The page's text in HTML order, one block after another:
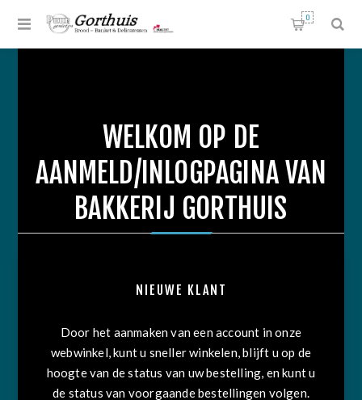
0
WELKOM OP DE
AANMELD/INLOGPAGINA VAN
BAKKERIJ GORTHUIS
NIEUWE KLANT
Door het aanmaken van een account in onze
webwinkel, kunt u sneller winkelen, blijft u op de
hoogte van de status van uw bestelling, en kunt u
de status van voorgaande bestellingen volgen.